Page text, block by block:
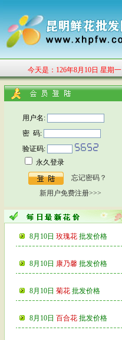
今天是：126年8月10日 星期一
用户名:
密 码:
验证码:
永久登录
忘记密码？
新用户免费注册>>>
8月10日 玫瑰花 批发价格
8月10日 康乃馨 批发价格
8月10日 菊花 批发价格
8月10日 百合花 批发价格